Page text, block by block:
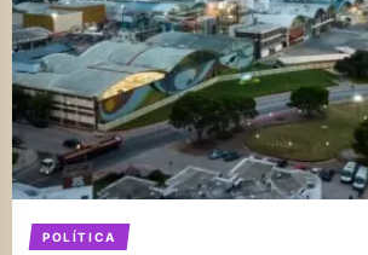
POLÍTICA